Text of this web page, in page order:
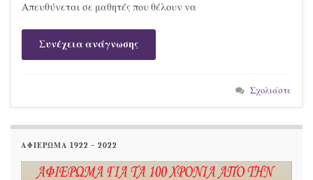
Απευθύνεται σε μαθητές που θέλουν να
Συνέχεια ανάγνωσης
Σχολιάστε
ΑΦΙΕΡΩΜΑ 1922 – 2022